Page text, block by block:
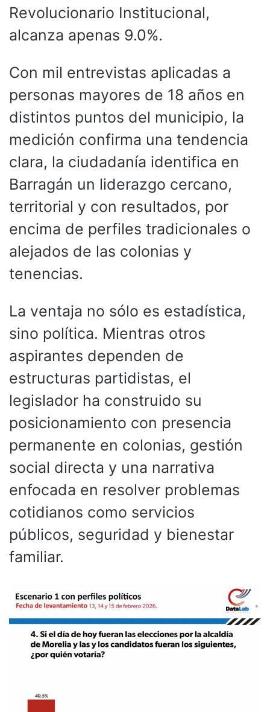
Revolucionario Institucional,
alcanza apenas 9.0%.
Con mil entrevistas aplicadas a
personas mayores de 18 años en
distintos puntos del municipio, la
medición confirma una tendencia
clara, la ciudadanía identifica en
Barragán un liderazgo cercano,
territorial y con resultados, por
encima de perfiles tradicionales o
alejados de las colonias y
tenencias.
La ventaja no sólo es estadística,
sino política. Mientras otros
aspirantes dependen de
estructuras partidistas, el
legislador ha construido su
posicionamiento con presencia
permanente en colonias, gestión
social directa y una narrativa
enfocada en resolver problemas
cotidianos como servicios
públicos, seguridad y bienestar
familiar.